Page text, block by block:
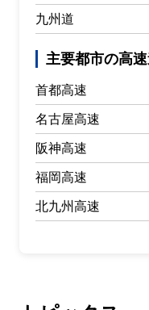
九州道
主要都市の高
首都高速
名古屋高速
阪神高速
福岡高速
北九州高速